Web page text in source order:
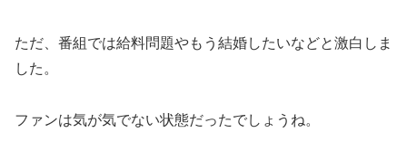
ただ、番組では給料問題やもう結婚したいなどと激白しま
した。
ファンは気が気でない状態だったでしょうね。